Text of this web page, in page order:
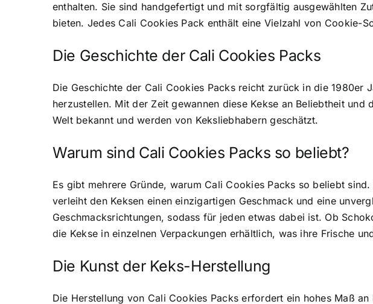
enthalten. Sie sind handgefertigt und mit sorgfältig ausgewählten
bieten. Jedes Cali Cookies Pack enthält eine Vielzahl von Cookie-
Die Geschichte der Cali Cookies Packs
Die Geschichte der Cali Cookies Packs reicht zurück in die 1980er
herzustellen. Mit der Zeit gewannen diese Kekse an Beliebtheit
Welt bekannt und werden von Keksliebhabern geschätzt.
Warum sind Cali Cookies Packs so beliebt?
Es gibt mehrere Gründe, warum Cali Cookies Packs so beliebt
verleiht den Keksen einen einzigartigen Geschmack und eine
Geschmacksrichtungen, sodass für jeden etwas dabei ist. Ob
die Kekse in einzelnen Verpackungen erhältlich, was ihre Frische
Die Kunst der Keks-Herstellung
Die Herstellung von Cali Cookies Packs erfordert ein hohes Maß